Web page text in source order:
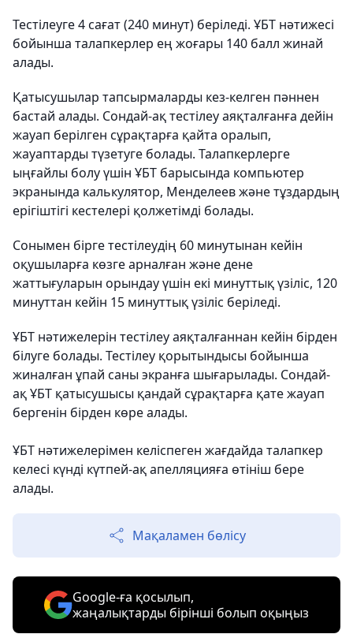
Тестілеуге 4 сағат (240 минут) беріледі. ҰБТ нәтижесі
бойынша талапкерлер ең жоғары 140 балл жинай
алады.
Қатысушылар тапсырмаларды кез-келген пәннен
бастай алады. Сондай-ақ тестілеу аяқталғанға дейін
жауап берілген сұрақтарға қайта оралып,
жауаптарды түзетуге болады. Талапкерлерге
ыңғайлы болу үшін ҰБТ барысында компьютер
экранында калькулятор, Менделеев және тұздардың
ерігіштігі кестелері қолжетімді болады.
Сонымен бірге тестілеудің 60 минутынан кейін
оқушыларға көзге арналған және дене
жаттығуларын орындау үшін екі минуттық үзіліс, 120
минуттан кейін 15 минуттық үзіліс беріледі.
ҰБТ нәтижелерін тестілеу аяқталғаннан кейін бірден
білуге болады. Тестілеу қорытындысы бойынша
жиналған ұпай саны экранға шығарылады. Сондай-
ақ ҰБТ қатысушысы қандай сұрақтарға қате жауап
бергенін бірден көре алады.
ҰБТ нәтижелерімен келіспеген жағдайда талапкер
келесі күнді күтпей-ақ апелляцияға өтініш бере
алады.
Мақаламен бөлісу
Google-ға қосылып,
жаңалықтарды бірінші болып оқыңыз